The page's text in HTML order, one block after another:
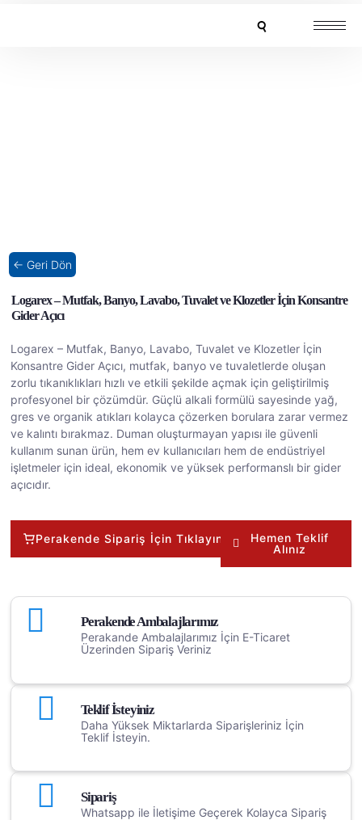
← Geri Dön
Logarex – Mutfak, Banyo, Lavabo, Tuvalet ve Klozetler İçin Konsantre
Gider Açıcı
Logarex – Mutfak, Banyo, Lavabo, Tuvalet ve Klozetler İçin
Konsantre Gider Açıcı, mutfak, banyo ve tuvaletlerde oluşan
zorlu tıkanıklıkları hızlı ve etkili şekilde açmak için geliştirilmiş
profesyonel bir çözümdür. Güçlü alkali formülü sayesinde yağ,
gres ve organik atıkları kolayca çözerken borulara zarar vermez
ve kalıntı bırakmaz. Duman oluşturmayan yapısı ile güvenli
kullanım sunan ürün, hem ev kullanıcıları hem de endüstriyel
işletmeler için ideal, ekonomik ve yüksek performanslı bir gider
açıcıdır.
Perakende Sipariş İçin Tıklayınız
Hemen Teklif
Alınız
Perakende Ambalajlarımız
Perakande Ambalajlarımız İçin E-Ticaret
Üzerinden Sipariş Veriniz
Teklif İsteyiniz
Daha Yüksek Miktarlarda Siparişleriniz İçin
Teklif İsteyin.
Sipariş
Whatsapp ile İletişime Geçerek Kolayca Sipariş